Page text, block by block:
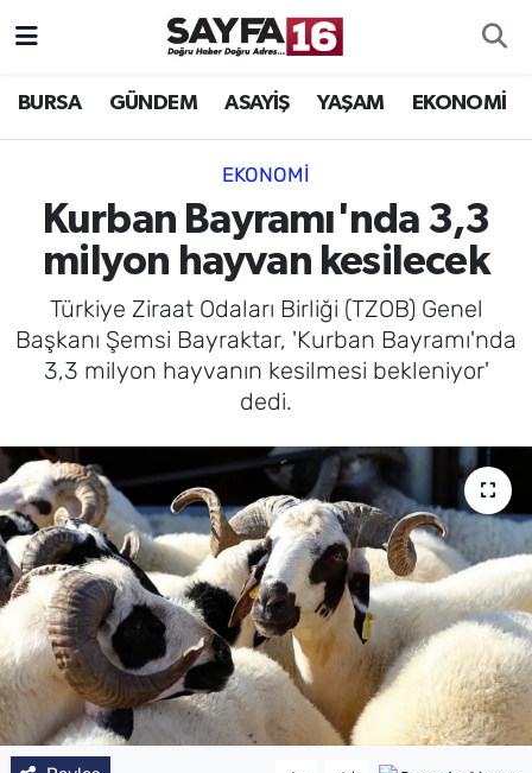
BURSA GÜNDEM ASAYİŞ YAŞAM EKONOMİ
EKONOMİ
Kurban Bayramı'nda 3,3
milyon hayvan kesilecek
Türkiye Ziraat Odaları Birliği (TZOB) Genel
Başkanı Şemsi Bayraktar, 'Kurban Bayramı'nda
3,3 milyon hayvanın kesilmesi bekleniyor'
dedi.
ÖZEL HABER
MAGAZİN
BİLİM
DÜNYA
SPOR
EĞİTİM
SAĞLIK
TV REHBERİ
Hava Durumu
TFF 2.Lig Beyaz Grup Puan Durumu ve Fikstür
Tüm Manşetler
Son Dakika Haberleri